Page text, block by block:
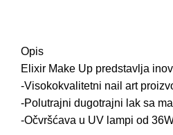
Opis
Elixir Make Up predstavlja
-Visokokvalitetni nail art
-Polutrajni dugotrajni lak sa
-Očvršćava u UV lampi od